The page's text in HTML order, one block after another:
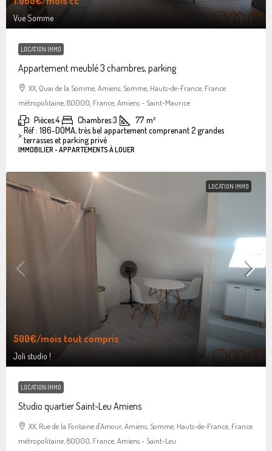
Vue Somme
LOCATION IMMO
Appartement meublé 3 chambres, parking
XX, Quai de la Somme, Amiens, Somme, Hauts-de-France, France
métropolitaine, 80000, France, Amiens - Saint-Maurice
Pièces:4 Chambres:3 77 m²
>:Réf : 186-DOMA, très bel appartement comprenant 2 grandes
terrasses et parking privé
IMMOBILIER - APPARTEMENTS À LOUER
LOCATION IMMO
500€/mois tout compris
Joli studio !
LOCATION IMMO
Studio quartier Saint-Leu Amiens
XX, Rue de la Fontaine d'Amour, Amiens, Somme, Hauts-de-France, France
métropolitaine, 80000, France, Amiens - Saint-Leu